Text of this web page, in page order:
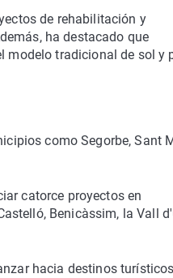
de rehabilitación y
ha destacado que
modelo tradicional de sol y
como Segorbe, Sant
catorce proyectos en
Benicàssim, la Vall
hacia destinos